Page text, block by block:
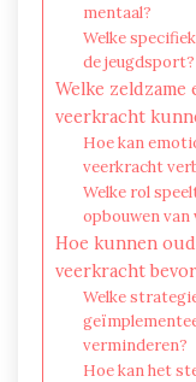
mentaal?
Welke
de jeugdsport?
Welke zeldzame
veerkracht
Hoe kan
veerkracht
Welke rol
opbouwen van
Hoe kunnen
veerkracht
Welke
verminderen?
Hoe kan het